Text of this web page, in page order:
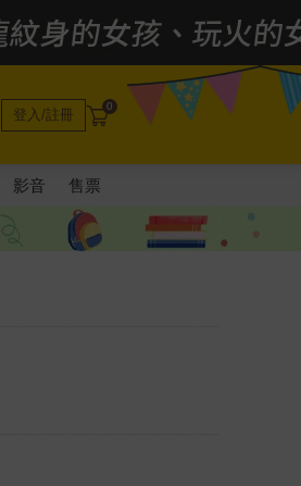
登入/註冊 0
影音 售票